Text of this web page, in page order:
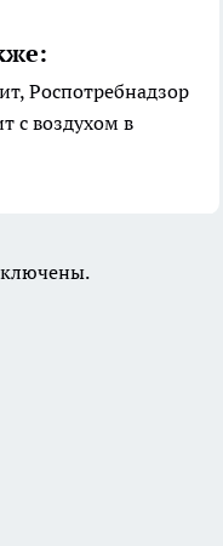
Роспотребнадзор
с воздухом в